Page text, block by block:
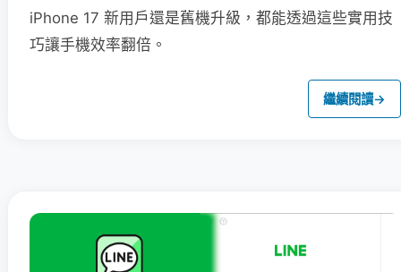
iPhone 17 新用戶還是舊機升級，都能透過這些實用技
巧讓手機效率翻倍。
繼續閱讀→